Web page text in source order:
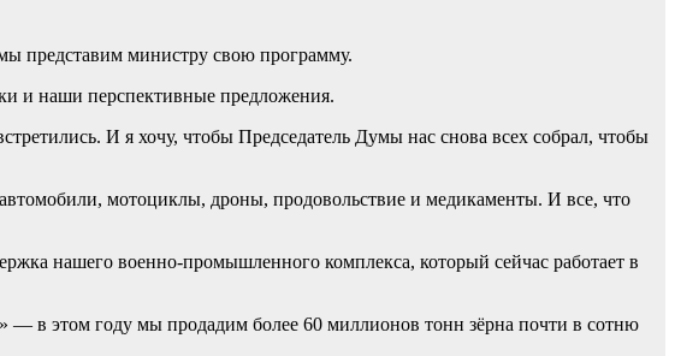
представим министру свою программу.
и наши перспективные предложения.
И я хочу, чтобы Председатель Думы нас снова всех собрал, чтобы
мотоциклы, дроны, продовольствие и медикаменты. И все, что
нашего военно-промышленного комплекса, который сейчас работает в
— в этом году мы продадим более 60 миллионов тонн зёрна почти в сотню